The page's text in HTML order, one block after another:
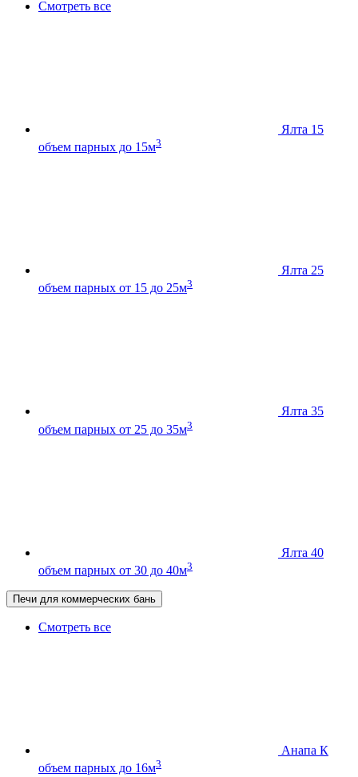
Смотреть все
Ялта 15
объем парных до 15м3
Ялта 25
объем парных от 15 до 25м3
Ялта 35
объем парных от 25 до 35м3
Ялта 40
объем парных от 30 до 40м3
Печи для коммерческих бань
Смотреть все
Анапа К
объем парных до 16м3